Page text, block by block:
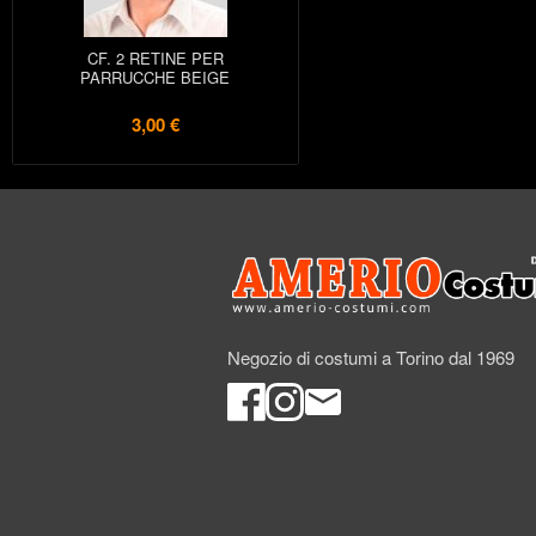
CF. 2 RETINE PER
PARRUCCHE BEIGE
3,00 €
Negozio di costumi a Torino dal 1969